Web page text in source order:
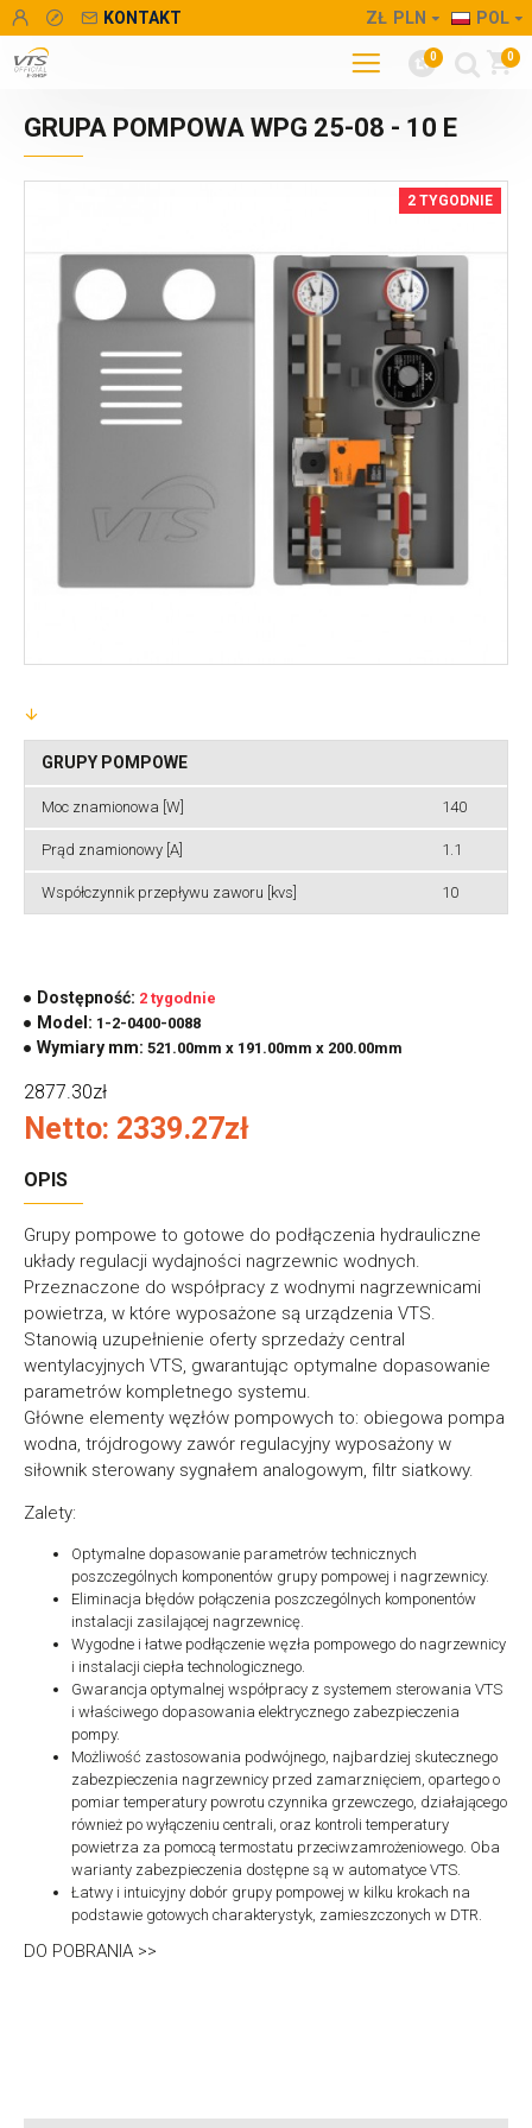
KONTAKT ZŁ PLN POL
0 0
GRUPA POMPOWA WPG 25-08 - 10 E
2 TYGODNIE
GRUPY POMPOWE
Moc znamionowa [W] 140
Prąd znamionowy [A] 1.1
Współczynnik przepływu zaworu [kvs] 10
Dostępność: 2 tygodnie
Model: 1-2-0400-0088
Wymiary mm: 521.00mm x 191.00mm x 200.00mm
2877.30zł
Netto: 2339.27zł
OPIS
Grupy pompowe to gotowe do podłączenia hydrauliczne
układy regulacji wydajności nagrzewnic wodnych.
Przeznaczone do współpracy z wodnymi nagrzewnicami
powietrza, w które wyposażone są urządzenia VTS.
Stanowią uzupełnienie oferty sprzedaży central
wentylacyjnych VTS, gwarantując optymalne dopasowanie
parametrów kompletnego systemu.
Główne elementy węzłów pompowych to: obiegowa pompa
wodna, trójdrogowy zawór regulacyjny wyposażony w
siłownik sterowany sygnałem analogowym, filtr siatkowy.
Zalety:
Optymalne dopasowanie parametrów technicznych
poszczególnych komponentów grupy pompowej i nagrzewnicy.
Eliminacja błędów połączenia poszczególnych komponentów
instalacji zasilającej nagrzewnicę.
Wygodne i łatwe podłączenie węzła pompowego do nagrzewnicy
i instalacji ciepła technologicznego.
Gwarancja optymalnej współpracy z systemem sterowania VTS
i właściwego dopasowania elektrycznego zabezpieczenia
pompy.
Możliwość zastosowania podwójnego, najbardziej skutecznego
zabezpieczenia nagrzewnicy przed zamarznięciem, opartego o
pomiar temperatury powrotu czynnika grzewczego, działającego
również po wyłączeniu centrali, oraz kontroli temperatury
powietrza za pomocą termostatu przeciwzamrożeniowego. Oba
warianty zabezpieczenia dostępne są w automatyce VTS.
Łatwy i intuicyjny dobór grupy pompowej w kilku krokach na
podstawie gotowych charakterystyk, zamieszczonych w DTR.
DO POBRANIA >>